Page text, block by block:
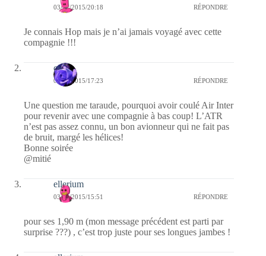
03/11/2015/20:18 RÉPONDRE
Je connais Hop mais je n’ai jamais voyagé avec cette
compagnie !!!
covix
03/11/2015/17:23 RÉPONDRE
Une question me taraude, pourquoi avoir coulé Air Inter
pour revenir avec une compagnie à bas coup! L’ATR
n’est pas assez connu, un bon avionneur qui ne fait pas
de bruit, margé les hélices!
Bonne soirée
@mitié
ellerium
03/11/2015/15:51 RÉPONDRE
pour ses 1,90 m (mon message précédent est parti par
surprise ???) , c’est trop juste pour ses longues jambes !